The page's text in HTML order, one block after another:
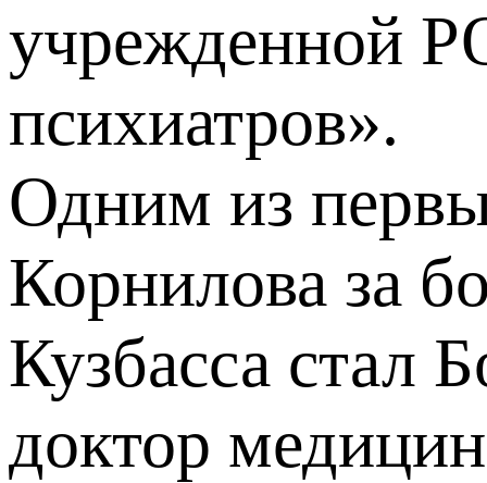
учрежденной
психиатров».
Одним из
Корнилова за
Кузбасса стал
доктор